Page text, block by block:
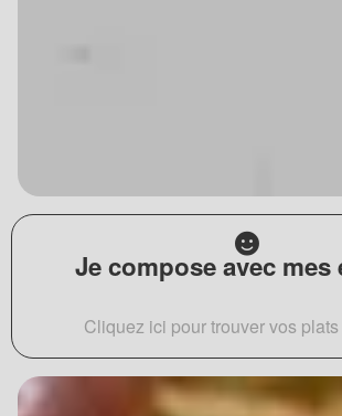
Je compose avec mes
Cliquez ici pour trouver vos